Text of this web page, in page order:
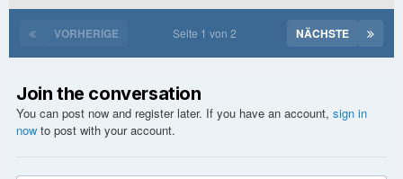
VORHERIGE NÄCHSTE
Seite 1 von 2
Join the conversation
You can post now and register later. If you have an account, sign in
now to post with your account.